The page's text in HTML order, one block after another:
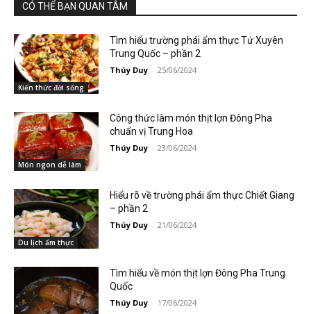
CÓ THỂ BẠN QUAN TÂM
Kiến thức đời sống
Tìm hiểu trường phái ẩm thực Tứ Xuyên
Trung Quốc – phần 2
Thúy Duy - 25/06/2024
Món ngon dễ làm
Công thức làm món thịt lợn Đông Pha
chuẩn vị Trung Hoa
Thúy Duy - 23/06/2024
Du lịch ẩm thực
Hiểu rõ về trường phái ẩm thực Chiết Giang
– phần 2
Thúy Duy - 21/06/2024
Tìm hiểu về món thịt lợn Đông Pha Trung
Quốc
Thúy Duy - 17/06/2024